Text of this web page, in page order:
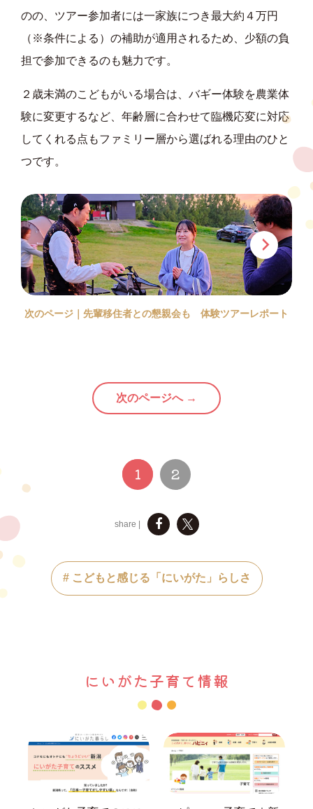
のの、ツアー参加者には一家族につき最大約４万円
（※条件による）の補助が適用されるため、少額の負
担で参加できるのも魅力です。
２歳未満のこどもがいる場合は、バギー体験を農業体
験に変更するなど、年齢層に合わせて臨機応変に対応
してくれる点もファミリー層から選ばれる理由のひと
つです。
次のページ｜先輩移住者との懇親会も 体験ツアーレポート
次のページへ →
1 2
share |
# こどもと感じる「にいがた」らしさ
にいがた子育て情報